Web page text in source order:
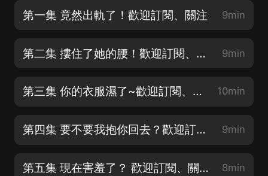
第一集 竟然出軌了！歡迎訂閱、關注 9min
第二集 摟住了她的腰！歡迎訂閱、關注 9min
第三集 你的衣服濕了~歡迎訂閱、關注 10min
第四集 要不要我抱你回去？歡迎訂閱、關注 9min
第五集 現在害羞了？ 歡迎訂閱、關注 8min